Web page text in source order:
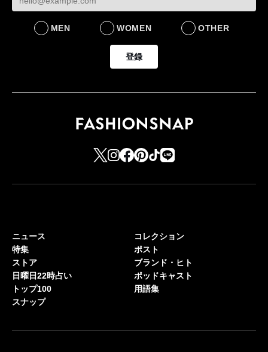
MEN WOMEN OTHER
登録
ニュース
特集
ストア
日曜日22時占い
トップ100
スナップ
コレクション
ポスト
ブランド・ヒト
ポッドキャスト
用語集